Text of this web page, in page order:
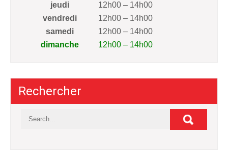
jeudi
12h00 – 14h00
vendredi
12h00 – 14h00
samedi
12h00 – 14h00
dimanche
12h00 – 14h00
Rechercher